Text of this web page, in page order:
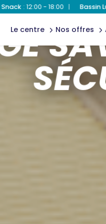
:10:00 - 20:00
le centre
extérieur
spa & bien-
être nos offres
ecole de
natation
massage
express